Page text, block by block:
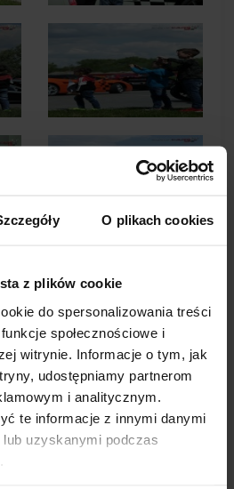
O plikach cookies
z plików cookie
do spersonalizowania treści
społecznościowe i
witrynie. Informacje o tym, jak
udostępniamy partnerom
i analitycznym.
te informacje z innymi danymi
uzyskanymi podczas